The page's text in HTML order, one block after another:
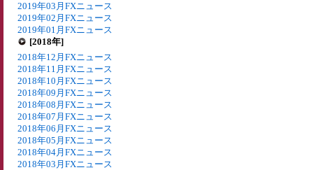
2019年03月FXニュース
2019年02月FXニュース
2019年01月FXニュース
[2018年]
2018年12月FXニュース
2018年11月FXニュース
2018年10月FXニュース
2018年09月FXニュース
2018年08月FXニュース
2018年07月FXニュース
2018年06月FXニュース
2018年05月FXニュース
2018年04月FXニュース
2018年03月FXニュース